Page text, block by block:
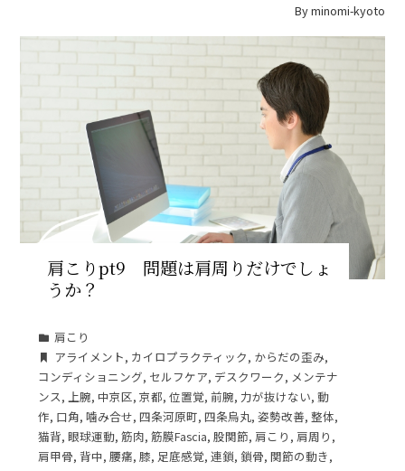
Byminomi-kyoto
肩こりpt9 問題は肩周りだけでしょ
うか？
肩こり
アライメント, カイロプラクティック, からだの歪み,
コンディショニング, セルフケア, デスクワーク, メンテナ
ンス, 上腕,中京区,京都,位置覚,前腕, 力が抜けない,動
作, 口角,噛み合せ,四条河原町,四条烏丸,姿勢改善,整体,
猫背,眼球運動,筋肉,筋膜Fascia,股関節, 肩こり , 肩周り ,
肩甲骨, 背中,腰痛,膝, 足底感覚,連鎖,鎖骨,関節の動き,